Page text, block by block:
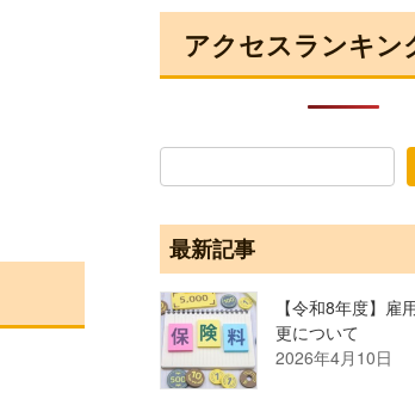
アクセスランキン
最新記事
【令和8年度】雇
更について
2026年4月10日